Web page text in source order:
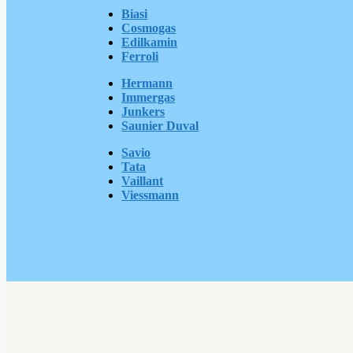
Biasi
Cosmogas
Edilkamin
Ferroli
Hermann
Immergas
Junkers
Saunier Duval
Savio
Tata
Vaillant
Viessmann